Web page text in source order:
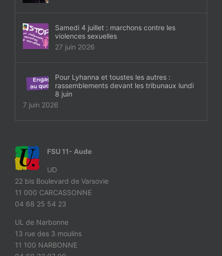
Samedi 4 juillet : marchons contre les
violences sexuelles
27 juin 2026
Pour Lyhanna et toustes les autres :
rassemblements devant les tribunaux lundi
8 juin
7 juin 2026
FSU 11- Aude
UD
22 bis Boulevard de Varsovie
11 000 CARCASSONNE
04 68 25 54 23
UL de Narbonne
13 rue des 3 moulins
11 100 NARBONNE